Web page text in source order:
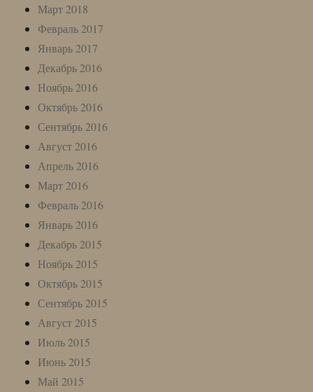
Март 2018
Февраль 2017
Январь 2017
Декабрь 2016
Ноябрь 2016
Октябрь 2016
Сентябрь 2016
Август 2016
Апрель 2016
Март 2016
Февраль 2016
Январь 2016
Декабрь 2015
Ноябрь 2015
Октябрь 2015
Сентябрь 2015
Август 2015
Июль 2015
Июнь 2015
Май 2015